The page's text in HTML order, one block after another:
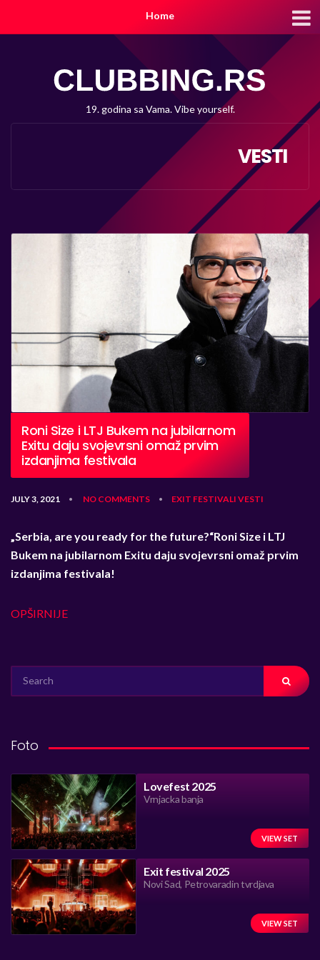
Home
19. godina sa Vama. Vibe yourself.
VESTI
Roni Size i LTJ Bukem na jubilarnom
Exitu daju svojevrsni omaž prvim
izdanjima festivala
JULY 3, 2021 • NO COMMENTS • EXIT FESTIVALI VESTI
„Serbia, are you ready for the future?“Roni Size i LTJ
Bukem na jubilarnom Exitu daju svojevrsni omaž prvim
izdanjima festivala!
OPŠIRNIJE
FOR:
Foto
Lovefest 2025
Vrnjacka banja
VIEW SET
Exit festival 2025
Novi Sad, Petrovaradin tvrdjava
VIEW SET